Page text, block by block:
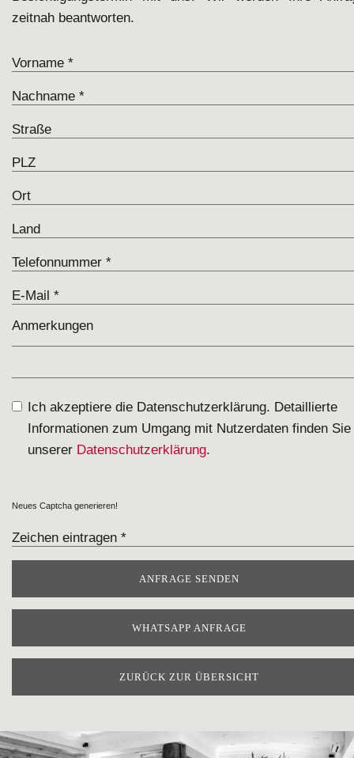
zeitnah beantworten.
Ich akzeptiere die Datenschutzerklärung. Detaillierte
Informationen zum Umgang mit Nutzerdaten finden Sie
unserer Datenschutzerklärung.
Neues Captcha generieren!
WHATSAPP ANFRAGE
ZURÜCK ZUR ÜBERSICHT